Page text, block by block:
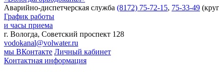
Аварийно-диспетчерская служба (8172) 75-72-15, 75-33-49
График работы
и часы приема
г. Вологда, Советский проспект 128
vodokanal@volwater.ru
мы ВКонтакте Личный кабинет
Контактная информация